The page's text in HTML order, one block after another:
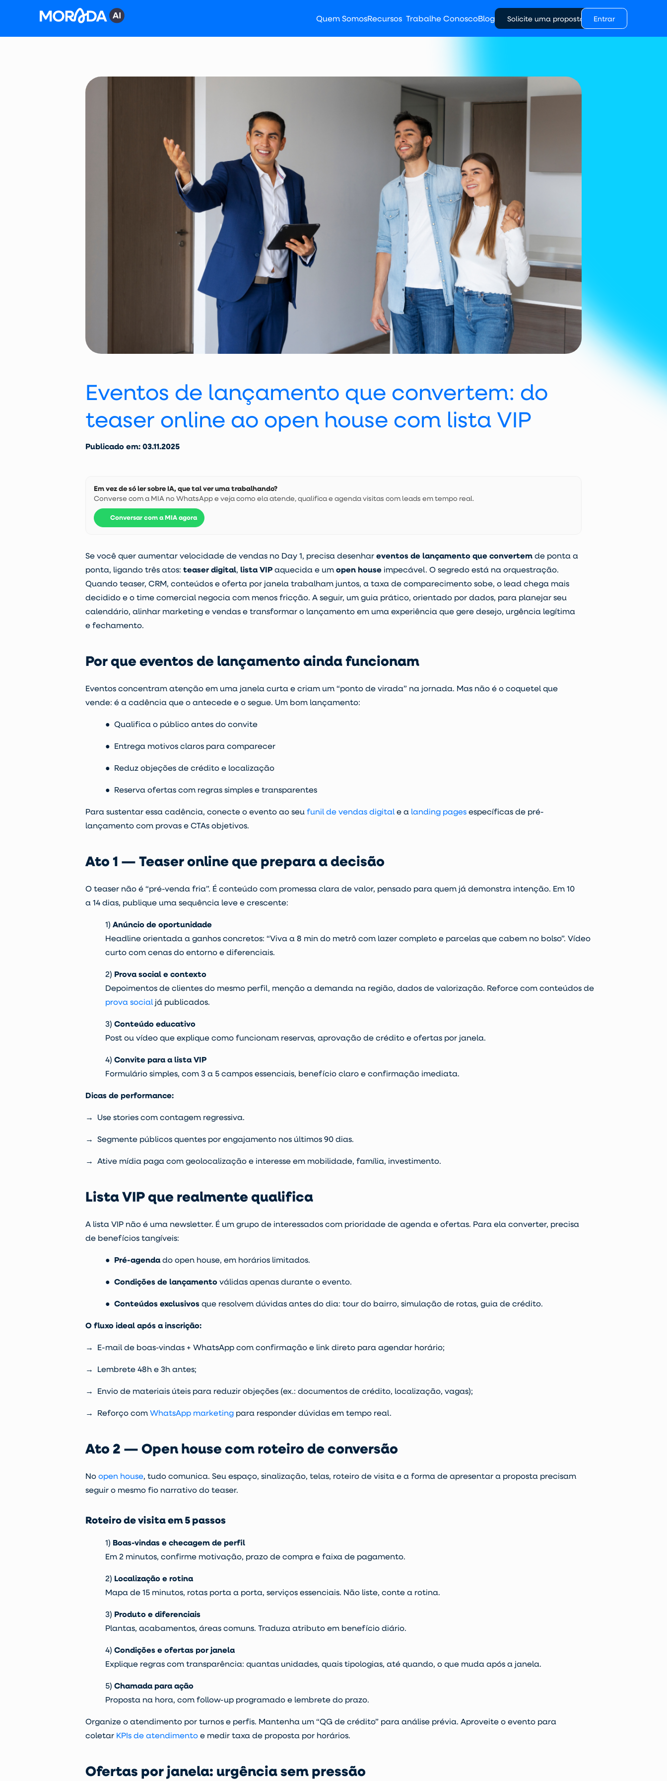
Quem SomosRecursos Trabalhe ConoscoBlog Solicite uma proposta Entrar
Eventos de lançamento que convertem: do
teaser online ao open house com lista VIP
Publicado em: 03.11.2025
Em vez de só ler sobre IA, que tal ver uma trabalhando?
Converse com a MIA no WhatsApp e veja como ela atende, qualifica e agenda visitas com leads em tempo real.
Conversar com a MIA agora
Se você quer aumentar velocidade de vendas no Day 1, precisa desenhareventos de lançamento que convertemde ponta a
ponta, ligando três atos: teaser digital, lista VIPaquecida e umopen house impecável. O segredo está na orquestração.
Quando teaser, CRM, conteúdos e oferta por janela trabalham juntos, a taxa de comparecimento sobe, o lead chega mais
decidido e o time comercial negocia com menos fricção. A seguir, um guia prático, orientado por dados, para planejar seu
calendário, alinhar marketing e vendas e transformar o lançamento em uma experiência que gere desejo, urgência legítima
e fechamento.
Por que eventos de lançamento ainda funcionam
Eventos concentram atenção em uma janela curta e criam um “ponto de virada” na jornada. Mas não é o coquetel que
vende: é a cadência que o antecede e o segue. Um bom lançamento:
● Qualifica o público antes do convite
● Entrega motivos claros para comparecer
● Reduz objeções de crédito e localização
● Reserva ofertas com regras simples e transparentes
Para sustentar essa cadência, conecte o evento ao seufunil de vendas digitale a landing pagesespecíficas de pré-
lançamento com provas e CTAs objetivos.
Ato 1 — Teaser online que prepara a decisão
O teaser não é “pré-venda fria”. É conteúdo com promessa clara de valor, pensado para quem já demonstra intenção. Em 10
a 14 dias, publique uma sequência leve e crescente:
1) Anúncio de oportunidade
Headline orientada a ganhos concretos: “Viva a 8 min do metrô com lazer completo e parcelas que cabem no bolso”. Vídeo
curto com cenas do entorno e diferenciais.
2) Prova social e contexto
Depoimentos de clientes do mesmo perfil, menção a demanda na região, dados de valorização. Reforce com conteúdos de
prova social já publicados.
3) Conteúdo educativo
Post ou vídeo que explique como funcionam reservas, aprovação de crédito e ofertas por janela.
4) Convite para a lista VIP
Formulário simples, com 3 a 5 campos essenciais, benefício claro e confirmação imediata.
Dicas de performance:
→ Use stories com contagem regressiva.
→ Segmente públicos quentes por engajamento nos últimos 90 dias.
→ Ative mídia paga com geolocalização e interesse em mobilidade, família, investimento.
Lista VIP que realmente qualifica
A lista VIP não é uma newsletter. É um grupo de interessados com prioridade de agenda e ofertas. Para ela converter, precisa
de benefícios tangíveis:
● Pré-agendado open house, em horários limitados.
● Condições de lançamentoválidas apenas durante o evento.
● Conteúdos exclusivosque resolvem dúvidas antes do dia: tour do bairro, simulação de rotas, guia de crédito.
O fluxo ideal após a inscrição:
→ E-mail de boas-vindas + WhatsApp com confirmação e link direto para agendar horário;
→ Lembrete 48h e 3h antes;
→ Envio de materiais úteis para reduzir objeções (ex.: documentos de crédito, localização, vagas);
→ Reforço comWhatsApp marketing para responder dúvidas em tempo real.
Ato 2 — Open house com roteiro de conversão
Noopen house, tudo comunica. Seu espaço, sinalização, telas, roteiro de visita e a forma de apresentar a proposta precisam
seguir o mesmo fio narrativo do teaser.
Roteiro de visita em 5 passos
1) Boas-vindas e checagem de perfil
Em 2 minutos, confirme motivação, prazo de compra e faixa de pagamento.
2) Localização e rotina
Mapa de 15 minutos, rotas porta a porta, serviços essenciais. Não liste, conte a rotina.
3) Produto e diferenciais
Plantas, acabamentos, áreas comuns. Traduza atributo em benefício diário.
4) Condições e ofertas por janela
Explique regras com transparência: quantas unidades, quais tipologias, até quando, o que muda após a janela.
5) Chamada para ação
Proposta na hora, com follow-up programado e lembrete do prazo.
Organize o atendimento por turnos e perfis. Mantenha um “QG de crédito” para análise prévia. Aproveite o evento para
coletar KPIs de atendimentoe medir taxa de proposta por horários.
Ofertas por janela: urgência sem pressão